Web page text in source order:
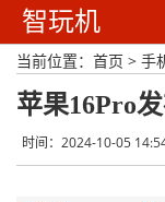
智玩机
当前位置： 首页 > 手
苹果16Pro
时间：2024-10-05